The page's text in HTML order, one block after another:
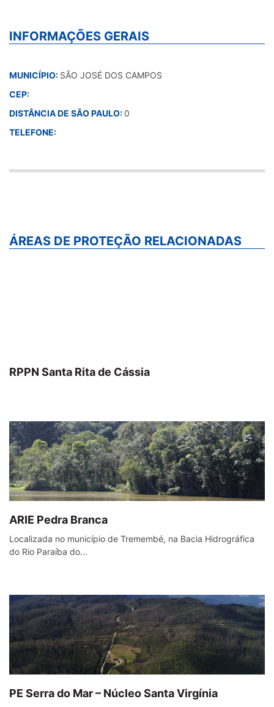
INFORMAÇÕES GERAIS
MUNICÍPIO: SÃO JOSÉ DOS CAMPOS
CEP:
DISTÂNCIA DE SÃO PAULO:0
TELEFONE:
ÁREAS DE PROTEÇÃO RELACIONADAS
RPPN Santa Rita de Cássia
ARIE Pedra Branca
Localizada no município de Tremembé, na Bacia Hidrográfica
do Rio Paraíba do...
PE Serra do Mar – Núcleo Santa Virgínia